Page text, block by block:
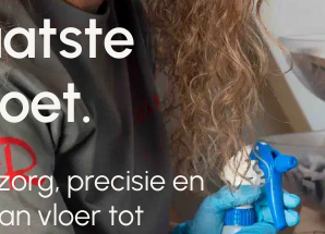
precisie en
vloer tot